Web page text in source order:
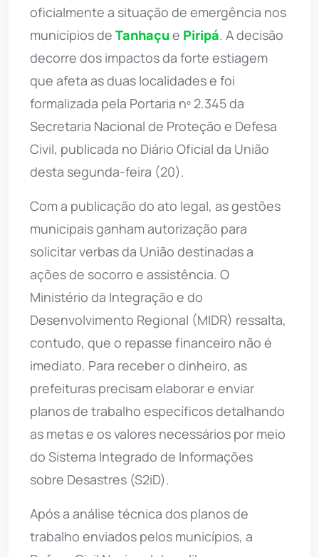
oficialmente a situação de emergência nos
municípios de Tanhaçue Piripá. A decisão
decorre dos impactos da forte estiagem
que afeta as duas localidades e foi
formalizada pela Portaria nº 2.345 da
Secretaria Nacional de Proteção e Defesa
Civil, publicada no Diário Oficial da União
desta segunda-feira (20).
Com a publicação do ato legal, as gestões
municipais ganham autorização para
solicitar verbas da União destinadas a
ações de socorro e assistência. O
Ministério da Integração e do
Desenvolvimento Regional (MIDR) ressalta,
contudo, que o repasse financeiro não é
imediato. Para receber o dinheiro, as
prefeituras precisam elaborar e enviar
planos de trabalho específicos detalhando
as metas e os valores necessários por meio
do Sistema Integrado de Informações
sobre Desastres (S2iD).
Após a análise técnica dos planos de
trabalho enviados pelos municípios, a